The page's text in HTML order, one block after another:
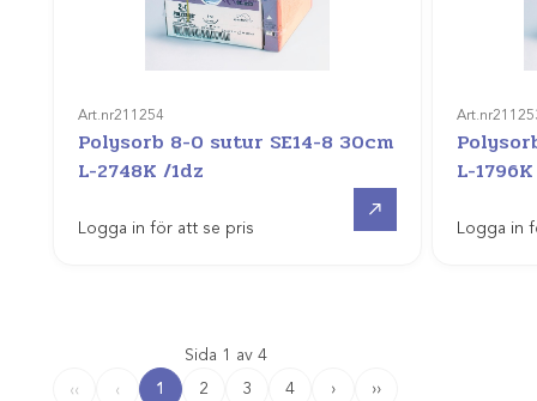
Art.nr211254
Polysorb 8-0 sutur SE14-8 30cm
L-2748K /1dz
Logga in för att se pris
Art.nr
L-
Logga in
Sida 1 av 4
‹‹
‹ 1 2 3 4 › ››